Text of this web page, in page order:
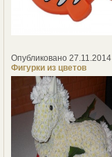
Опубликовано 27.11.2014
Фигурки из цветов